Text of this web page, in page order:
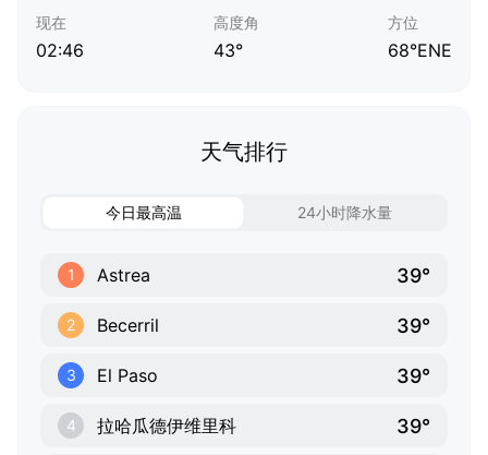
现在
02:46
高度角
43°
方位
68°ENE
天气排行
今日最高温 24小时降水量
1 Astrea 39°
2 Becerril 39°
3 El Paso 39°
4 拉哈瓜德伊维里科 39°